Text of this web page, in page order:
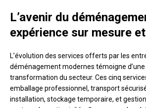
L’avenir du
expérience sur mesure
L’évolution des services offerts par les
déménagement modernes témoigne
transformation du secteur. Ces cinq
emballage professionnel, transport
installation, stockage temporaire, et